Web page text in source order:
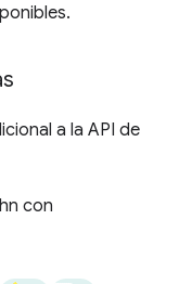
a la API de
con